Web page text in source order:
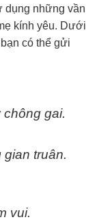
dụng những vần
kính yêu. Dưới
có thể gửi
gai.
truân.
vui.